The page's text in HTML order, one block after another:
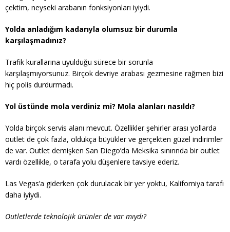
çektim, neyseki arabanın fonksiyonları iyiydi.
Yolda anladığım kadarıyla olumsuz bir durumla
karşılaşmadınız?
Trafik kurallarına uyulduğu sürece bir sorunla
karşılaşmıyorsunuz. Birçok devriye arabası gezmesine rağmen bizi
hiç polis durdurmadı.
Yol üstünde mola verdiniz mi? Mola alanları nasıldı?
Yolda birçok servis alanı mevcut. Özellikler şehirler arası yollarda
outlet de çok fazla, oldukça büyükler ve gerçekten güzel indirimler
de var. Outlet demişken San Diego’da Meksika sınırında bir outlet
vardı özellikle, o tarafa yolu düşenlere tavsiye ederiz.
Las Vegas’a giderken çok durulacak bir yer yoktu, Kaliforniya tarafı
daha iyiydi.
Outletlerde teknolojik ürünler de var mıydı?